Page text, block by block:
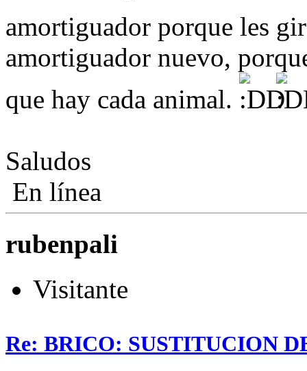
amortiguador porque les
amortiguador nuevo,
que hay cada animal.
Saludos
En línea
rubenpali
Visitante
Re: BRICO: SUSTITUCION